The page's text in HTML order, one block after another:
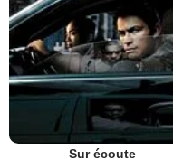
Sur écoute